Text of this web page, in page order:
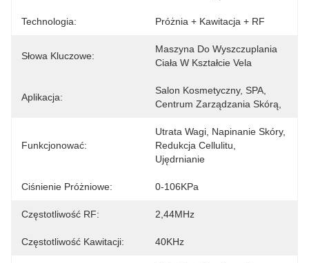
Technologia: Próżnia + Kawitacja + RF
Słowa Kluczowe:
Maszyna Do Wyszczuplania
Ciała W Kształcie Vela
Aplikacja:
Salon Kosmetyczny, SPA,
Centrum Zarządzania Skórą,
Funkcjonować:
Utrata Wagi, Napinanie Skóry,
Redukcja Cellulitu,
Ujędrnianie
Ciśnienie Próżniowe: 0-106KPa
Częstotliwość RF: 2,44MHz
Częstotliwość Kawitacji: 40KHz